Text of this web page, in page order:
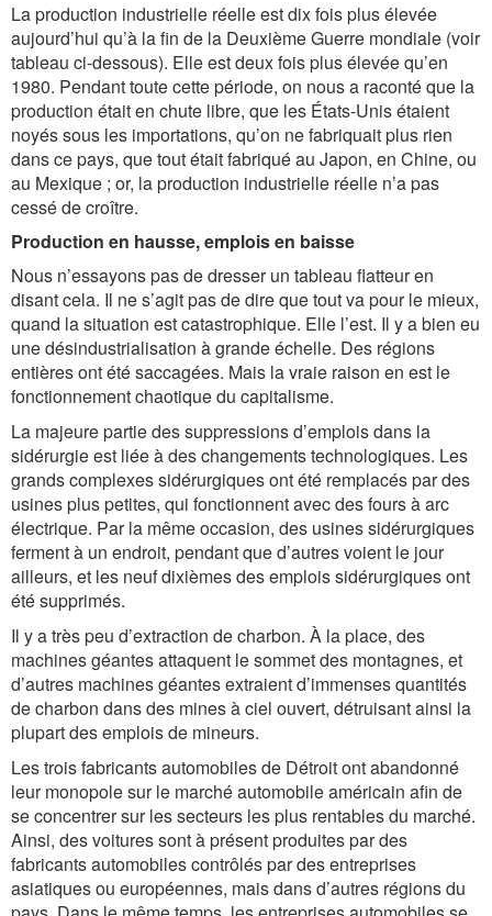
La production industrielle réelle est dix fois plus élevée
aujourd’hui qu’à la fin de la Deuxiè­me Guerre mondiale (voir
tableau ci-dessous). Elle est deux fois plus élevée qu’en
1980. Pendant toute cette période, on nous a raconté que la
production était en chute libre, que les États-Unis étaient
noyés sous les importations, qu’on ne fabriquait plus rien
dans ce pays, que tout était fabriqué au Japon, en Chine, ou
au Mexique ; or, la production industrielle réelle n’a pas
cessé de croître.
Production en hausse, emplois en baisse
Nous n’essayons pas de dresser un tableau flatteur en
disant cela. Il ne s’agit pas de dire que tout va pour le mieux,
quand la situation est catastrophique. Elle l’est. Il y a bien eu
une désindustrialisation à grande échelle. Des régions
entières ont été saccagées. Mais la vraie raison en est le
fonctionnement chaotique du capitalisme.
La majeure partie des suppressions d’emplois dans la
sidérurgie est liée à des changements technologiques. Les
grands complexes sidérurgiques ont été remplacés par des
usines plus petites, qui fonctionnent avec des fours à arc
électrique. Par la même occasion, des usines sidérurgiques
ferment à un endroit, pendant que d’autres voient le jour
ailleurs, et les neuf dixièmes des emplois sidérurgiques ont
été supprimés.
Il y a très peu d’extraction de charbon. À la place, des
machines géantes attaquent le sommet des montagnes, et
d’autres machines géantes extraient d’immenses quantités
de charbon dans des mines à ciel ouvert, détruisant ainsi la
plupart des emplois de mineurs.
Les trois fabricants automobiles de Détroit ont abandonné
leur monopole sur le marché automobile américain afin de
se concentrer sur les secteurs les plus rentables du marché.
Ainsi, des voitures sont à présent produites par des
fabricants automobiles contrôlés par des entreprises
asiatiques ou européennes, mais dans d’autres régions du